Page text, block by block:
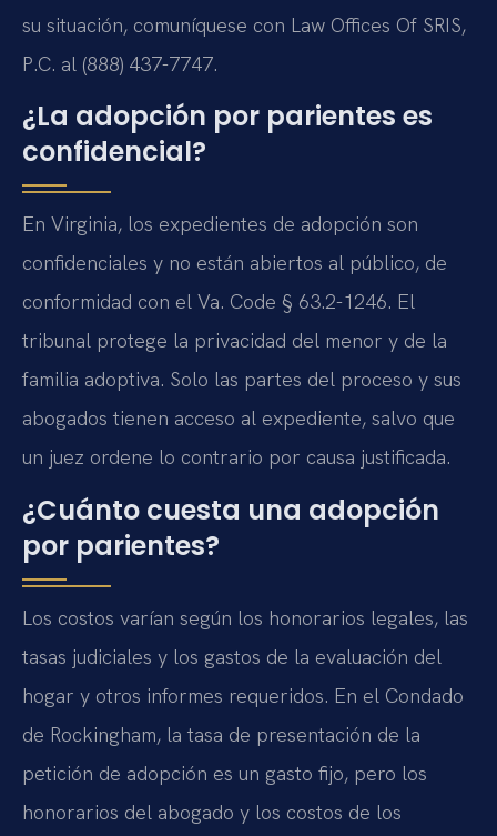
su situación, comuníquese con Law Offices Of SRIS,
P.C. al (888) 437-7747.
¿La adopción por parientes es
confidencial?
En Virginia, los expedientes de adopción son
confidenciales y no están abiertos al público, de
conformidad con el Va. Code § 63.2-1246. El
tribunal protege la privacidad del menor y de la
familia adoptiva. Solo las partes del proceso y sus
abogados tienen acceso al expediente, salvo que
un juez ordene lo contrario por causa justificada.
¿Cuánto cuesta una adopción
por parientes?
Los costos varían según los honorarios legales, las
tasas judiciales y los gastos de la evaluación del
hogar y otros informes requeridos. En el Condado
de Rockingham, la tasa de presentación de la
petición de adopción es un gasto fijo, pero los
honorarios del abogado y los costos de los